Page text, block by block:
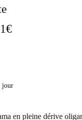
1€
jour
en pleine dérive